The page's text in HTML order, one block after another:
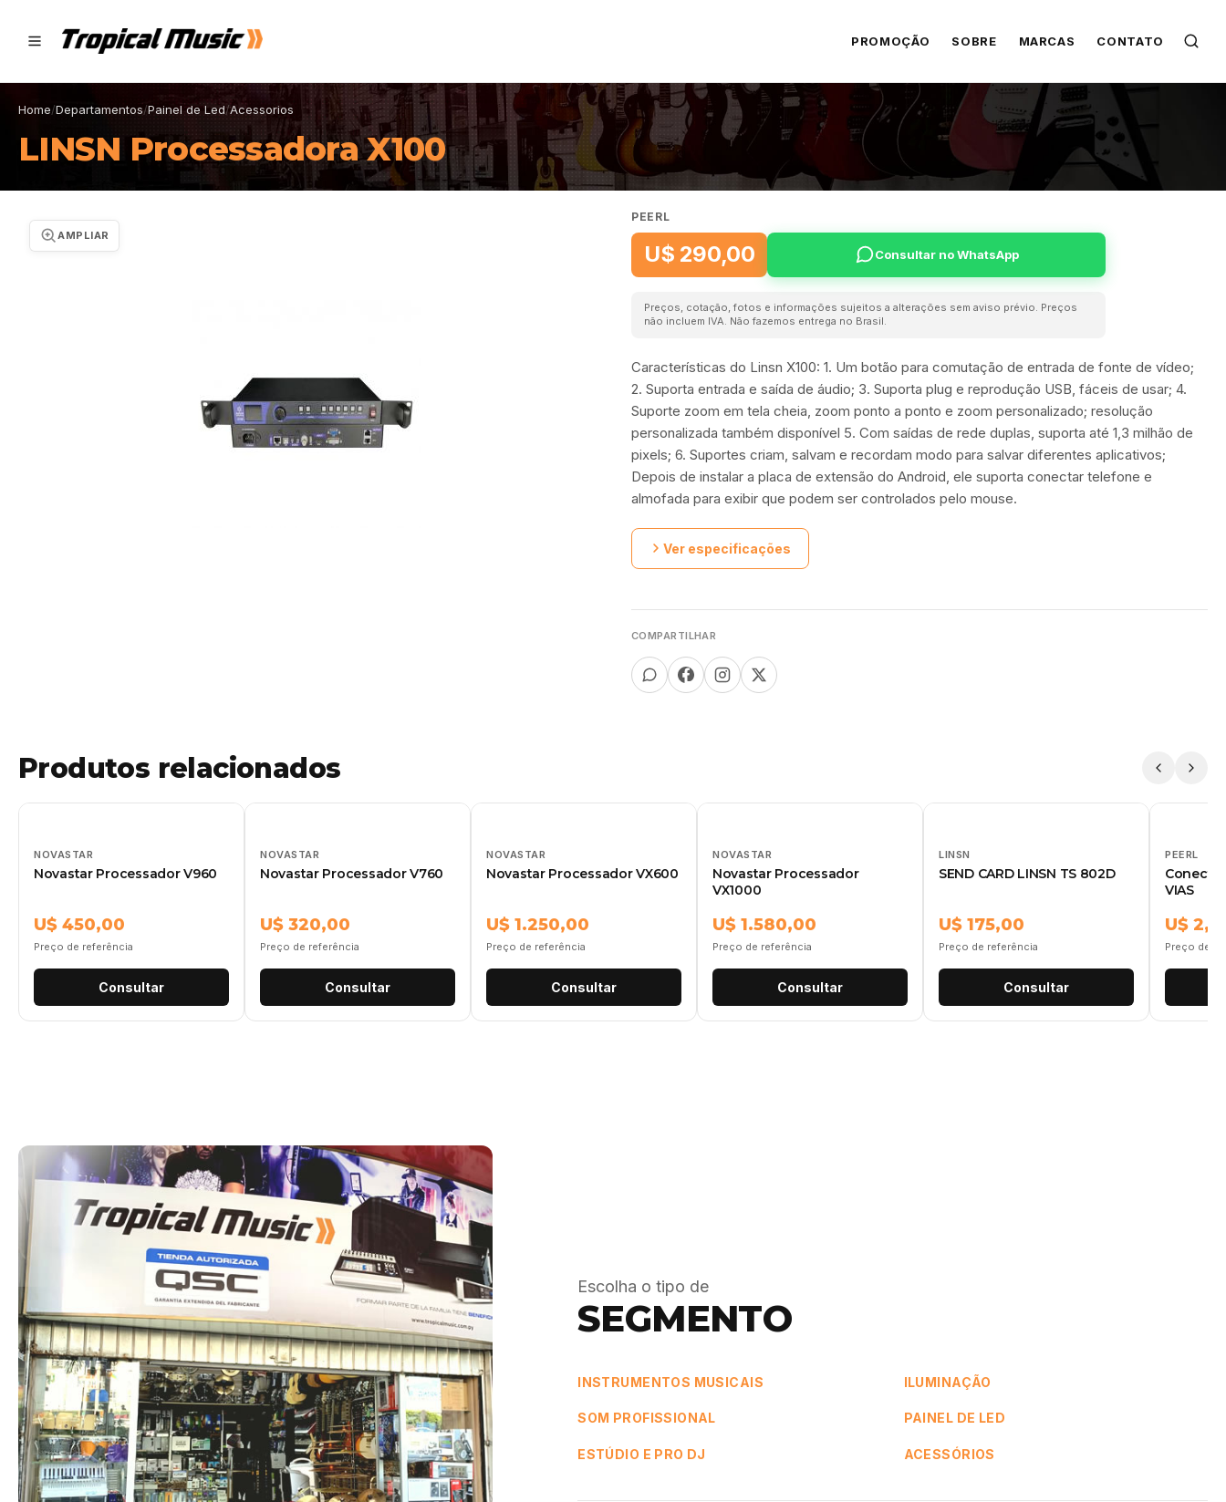
PROMOÇÃO SOBRE MARCAS CONTATO
Home/Departamentos/Painel de Led/Acessorios
LINSN Processadora X100
AMPLIAR
PEERL
U$ 290,00 Consultar no WhatsApp
Preços, cotação, fotos e informações sujeitos a alterações sem aviso prévio. Preços
não incluem IVA. Não fazemos entrega no Brasil.
Características do Linsn X100: 1. Um botão para comutação de entrada de fonte de vídeo;
2. Suporta entrada e saída de áudio; 3. Suporta plug e reprodução USB, fáceis de usar; 4.
Suporte zoom em tela cheia, zoom ponto a ponto e zoom personalizado; resolução
personalizada também disponível 5. Com saídas de rede duplas, suporta até 1,3 milhão de
pixels; 6. Suportes criam, salvam e recordam modo para salvar diferentes aplicativos;
Depois de instalar a placa de extensão do Android, ele suporta conectar telefone e
almofada para exibir que podem ser controlados pelo mouse.
Ver especificações
COMPARTILHAR
Produtos relacionados
NOVASTAR
Novastar Processador V960
U$ 450,00
Preço de referência
Consultar
NOVASTAR
Novastar Processador V760
U$ 320,00
Preço de referência
Consultar
NOVASTAR
Novastar Processador VX600
U$ 1.250,00
Preço de referência
Consultar
NOVASTAR
Novastar Processador
VX1000
U$ 1.580,00
Preço de referência
Consultar
LINSN
SEND CARD LINSN TS 802D
U$ 175,00
Preço de referência
Consultar
PEERL
Conector
VIAS
U$
Preço de
Escolha o tipo de
SEGMENTO
INSTRUMENTOS MUSICAIS ILUMINAÇÃO
SOM PROFISSIONAL PAINEL DE LED
ESTÚDIO E PRO DJ ACESSÓRIOS